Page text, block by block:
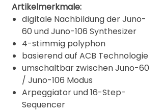
Artikelmerkmale:
digitale Nachbildung der Juno-
60 und Juno-106 Synthesizer
4-stimmig polyphon
basierend auf ACB Technologie
umschaltbar zwischen Juno-60
/ Juno-106 Modus
Arpeggiator und 16-Step-
Sequencer